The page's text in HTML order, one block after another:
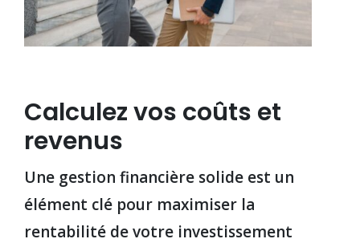
Calculez vos coûts et
revenus
Une gestion financière solide est un
élément clé pour maximiser la
rentabilité de votre investissement